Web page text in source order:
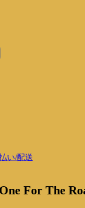
い/配送
For The